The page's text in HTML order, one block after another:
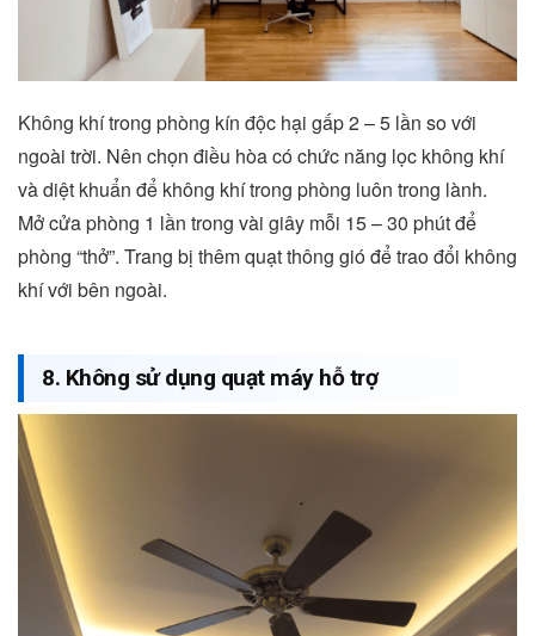
Không khí trong phòng kín độc hại gấp 2 – 5 lần so với
ngoài trời. Nên chọn điều hòa có chức năng lọc không khí
và diệt khuẩn để không khí trong phòng luôn trong lành.
Mở cửa phòng 1 lần trong vài giây mỗi 15 – 30 phút để
phòng “thở”. Trang bị thêm quạt thông gió để trao đổi không
khí với bên ngoài.
8. Không sử dụng quạt máy hỗ trợ